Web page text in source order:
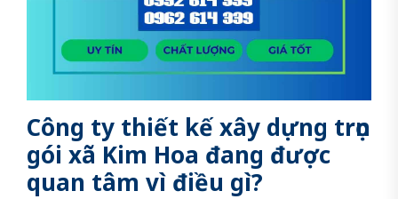
Công ty thiết kế xây dựng trọn
gói xã Kim Hoa đang được
quan tâm vì điều gì?